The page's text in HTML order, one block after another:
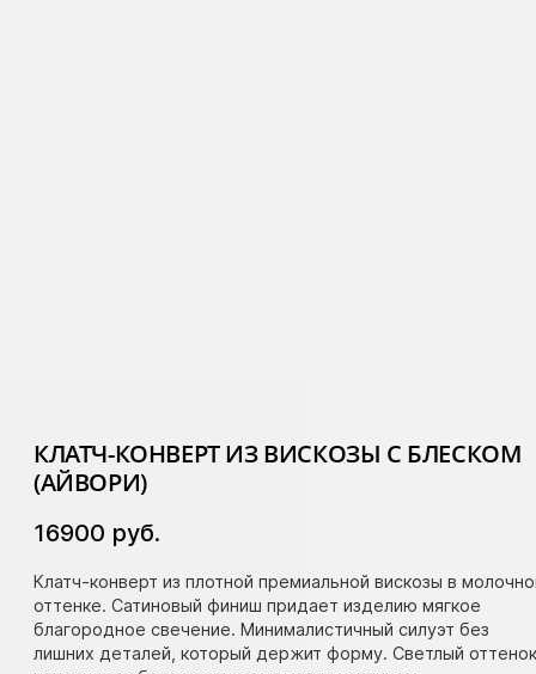
КЛАТЧ-КОНВЕРТ ИЗ ВИСКОЗЫ С БЛЕСКОМ
(АЙВОРИ)
16900 руб.
Клатч-конверт из плотной премиальной вискозы в
оттенке. Сатиновый финиш придает изделию мягкое
благородное свечение. Минималистичный силуэт без
лишних деталей, который держит форму. Светлый оттенок